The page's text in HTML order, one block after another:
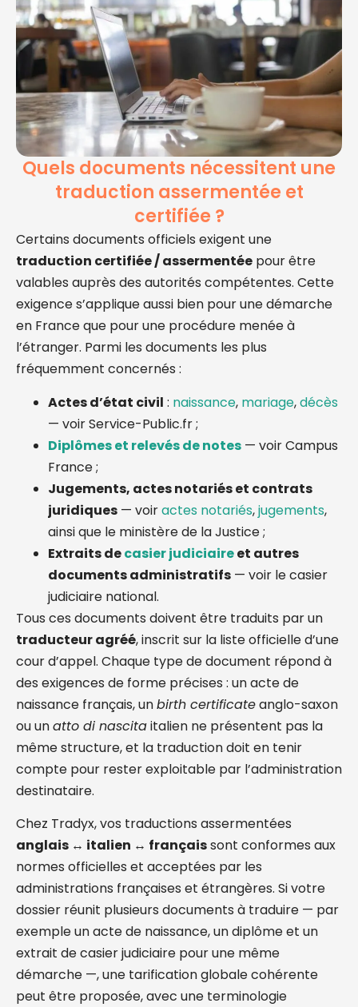
Quels documents nécessitent une
traduction assermentée et
certifiée ?
Certains documents officiels exigent une
traduction certifiée / assermentée pour être
valables auprès des autorités compétentes. Cette
exigence s’applique aussi bien pour une démarche
en France que pour une procédure menée à
l’étranger. Parmi les documents les plus
fréquemment concernés :
Actes d’état civil : naissance, mariage,décès
— voirService-Public.fr;
Diplômes et relevés de notes — voirCampus
France;
Jugements, actes notariés et contrats
juridiques — voiractes notariés,jugements,
ainsi que le ministère de la Justice;
Extraits decasier judiciaireet autres
documents administratifs — voir lecasier
judiciaire national.
Tous ces documents doivent être traduits par un
traducteur agréé, inscrit sur la liste officielle d’une
cour d’appel. Chaque type de document répond à
des exigences de forme précises : un acte de
naissance français, unbirth certificateanglo-saxon
ou unatto di nascitaitalien ne présentent pas la
même structure, et la traduction doit en tenir
compte pour rester exploitable par l’administration
destinataire.
Chez Tradyx, vos traductions assermentées
anglais ↔ italien ↔ françaissont conformes aux
normes officielles et acceptées par les
administrations françaises et étrangères. Si votre
dossier réunit plusieurs documents à traduire — par
exemple un acte de naissance, un diplôme et un
extrait de casier judiciaire pour une même
démarche —, une tarification globale cohérente
peut être proposée, avec une terminologie